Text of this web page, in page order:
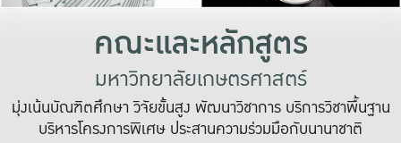
คณะและหลักสูตร
มหาวิทยาลัยเกษตรศาสตร์
มุ่งเน้นบัณฑิตศึกษา วิจัยขั้นสูง พัฒนาวิชาการ บริการวิชาพื้นฐาน
บริหารโครงการพิเศษ ประสานความร่วมมือกับนานาชาติ